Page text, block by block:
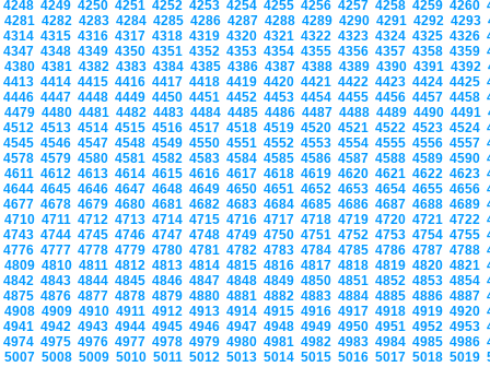
4248 4249 4250 4251 4252 4253 4254 4255 4256 4257 4258 4259 4260
4281 4282 4283 4284 4285 4286 4287 4288 4289 4290 4291 4292 4293
4314 4315 4316 4317 4318 4319 4320 4321 4322 4323 4324 4325 4326
4347 4348 4349 4350 4351 4352 4353 4354 4355 4356 4357 4358 4359
4380 4381 4382 4383 4384 4385 4386 4387 4388 4389 4390 4391 4392
4413 4414 4415 4416 4417 4418 4419 4420 4421 4422 4423 4424 4425
4446 4447 4448 4449 4450 4451 4452 4453 4454 4455 4456 4457 4458
4479 4480 4481 4482 4483 4484 4485 4486 4487 4488 4489 4490 4491
4512 4513 4514 4515 4516 4517 4518 4519 4520 4521 4522 4523 4524
4545 4546 4547 4548 4549 4550 4551 4552 4553 4554 4555 4556 4557
4578 4579 4580 4581 4582 4583 4584 4585 4586 4587 4588 4589 4590
4611 4612 4613 4614 4615 4616 4617 4618 4619 4620 4621 4622 4623
4644 4645 4646 4647 4648 4649 4650 4651 4652 4653 4654 4655 4656
4677 4678 4679 4680 4681 4682 4683 4684 4685 4686 4687 4688 4689
4710 4711 4712 4713 4714 4715 4716 4717 4718 4719 4720 4721 4722
4743 4744 4745 4746 4747 4748 4749 4750 4751 4752 4753 4754 4755
4776 4777 4778 4779 4780 4781 4782 4783 4784 4785 4786 4787 4788
4809 4810 4811 4812 4813 4814 4815 4816 4817 4818 4819 4820 4821
4842 4843 4844 4845 4846 4847 4848 4849 4850 4851 4852 4853 4854
4875 4876 4877 4878 4879 4880 4881 4882 4883 4884 4885 4886 4887
4908 4909 4910 4911 4912 4913 4914 4915 4916 4917 4918 4919 4920
4941 4942 4943 4944 4945 4946 4947 4948 4949 4950 4951 4952 4953
4974 4975 4976 4977 4978 4979 4980 4981 4982 4983 4984 4985 4986
5007 5008 5009 5010 5011 5012 5013 5014 5015 5016 5017 5018 5019